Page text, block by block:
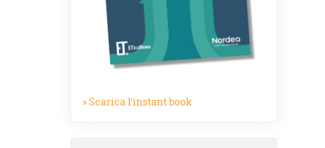
» Scarica l'instant book